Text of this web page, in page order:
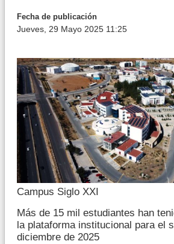
Fecha de publicación
Jueves, 29 Mayo 2025 11:25
Campus Siglo XXI
Más de 15 mil estudiantes han
la plataforma institucional para el
diciembre de 2025